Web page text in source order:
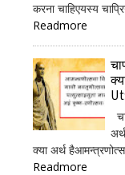
करना चाहिएयस्य
Readmore
क्या अर्थ
Readmore